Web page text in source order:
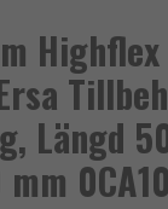
Highflex
Längd